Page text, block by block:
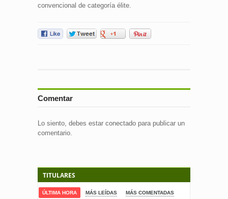
convencional de categoría élite.
Comentar
Lo siento, debes estar conectado para publicar un
comentario.
TITULARES
ÚLTIMA HORA MÁS LEÍDAS MÁS COMENTADAS